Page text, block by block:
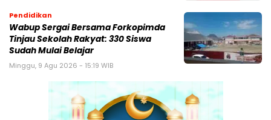
Pendidikan
Wabup Sergai Bersama Forkopimda
Tinjau Sekolah Rakyat: 330 Siswa
Sudah Mulai Belajar
Minggu, 9 Agu 2026 - 15:19 WIB